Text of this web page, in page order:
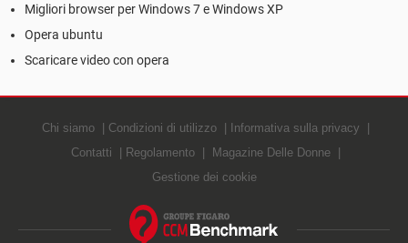
Migliori browser per Windows 7 e Windows XP
Opera ubuntu
Scaricare video con opera
Chi siamo Condizioni di utilizzo
Informativa sulla privacy
Contatti
Regolamento
Magazine Delle Donne
Gestione dei cookie